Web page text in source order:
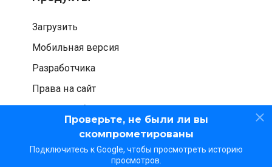
Проверьте, не были ли вы
скомпрометированы
Подключитесь к Google, чтобы просмотреть историю
просмотров.
Загрузить
Мобильная версия
Разработчика
Права на сайт
Проверка безопасности